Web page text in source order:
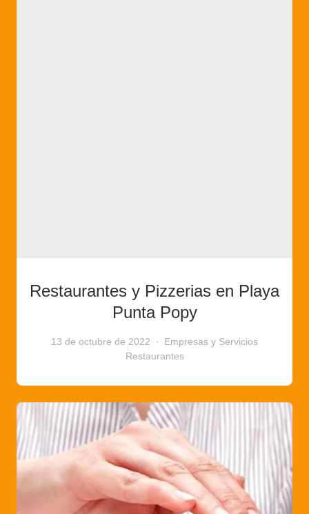
Restaurantes y Pizzerias en Playa
Punta Popy
13 de octubre de 2022
Empresas y Servicios
Restaurantes